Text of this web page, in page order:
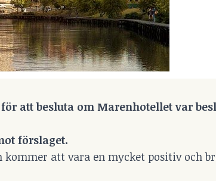
att besluta om Marenhotellet var
förslaget.
att vara en mycket positiv och